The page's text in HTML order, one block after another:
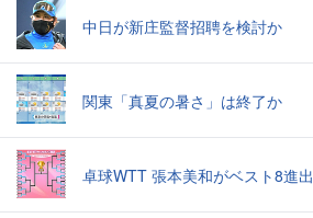
中日が新庄監督招聘を検討か
関東「真夏の暑さ」は終了か
卓球WTT 張本美和がベスト8進出